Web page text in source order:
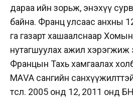
дараа ийн зорьж, энэхүү
байна. Франц улсаас анхны
га газарт хашаалснаар
нутагшуулах ажил хэрэгжиж
Францын Тахь хамгаалах
МАVА сангийн
төсөл. 2005 онд 12, 2011 онд